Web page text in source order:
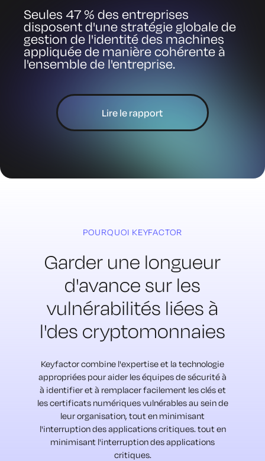
Seules 47 % des entreprises
disposent d'une stratégie globale de
gestion de l'identité des machines
appliquée de manière cohérente à
l'ensemble de l'entreprise.
Lire le rapport
POURQUOI KEYFACTOR
Garder une longueur
d'avance sur les
vulnérabilités liées à
l'des cryptomonnaies
Keyfactor combine l'expertise et la technologie
appropriées pour aider les équipes de sécurité à
à identifier et à remplacer facilement les clés et
les certificats numériques vulnérables au sein de
leur organisation, tout en minimisant
l'interruption des applications critiques.tout en
minimisant l'interruption des applications
critiques.